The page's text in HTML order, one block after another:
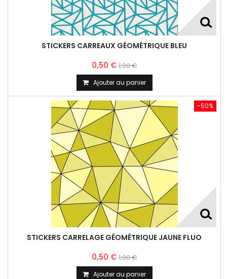
STICKERS CARREAUX GÉOMÉTRIQUE BLEU
0,50 €1,00 €
Ajouter au panier
STICKERS CARRELAGE GÉOMÉTRIQUE JAUNE FLUO
0,50 €1,00 €
-50%
Ajouter au panier